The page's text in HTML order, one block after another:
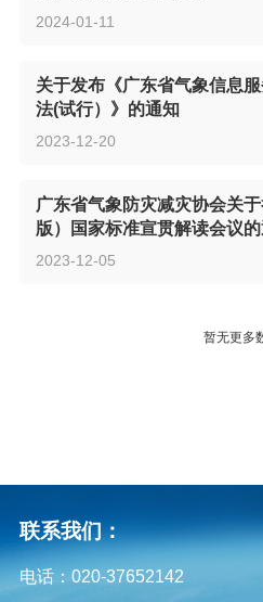
2024-01-11
关于发布《广东省气象信息
法(试行）》的通知
2023-12-20
广东省气象防灾减灾协会关
版）国家标准宣贯解读会议
2023-12-05
暂无更多
联系我们：
电话：020-37652142